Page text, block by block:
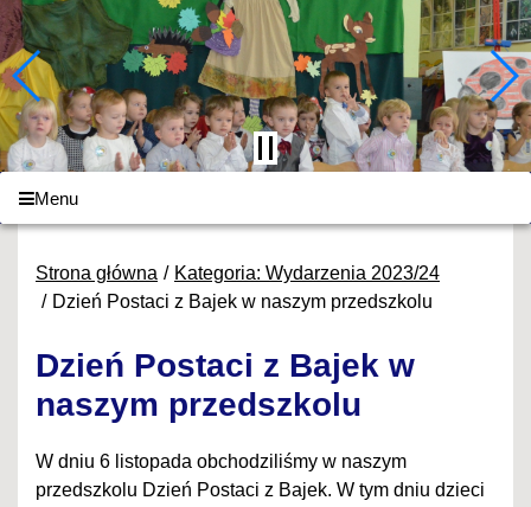
Menu
Strona główna
Kategoria: Wydarzenia 2023/24
Dzień Postaci z Bajek w naszym przedszkolu
Dzień Postaci z Bajek w
naszym przedszkolu
W dniu 6 listopada obchodziliśmy w naszym
przedszkolu Dzień Postaci z Bajek. W tym dniu dzieci